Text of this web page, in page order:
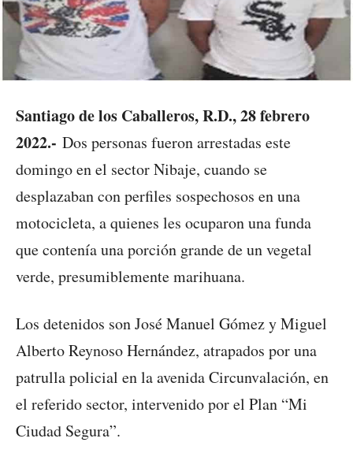
Santiago de los Caballeros, R.D., 28 febrero
2022.- Dos personas fueron arrestadas este
domingo en el sector Nibaje, cuando se
desplazaban con perfiles sospechosos en una
motocicleta, a quienes les ocuparon una funda
que contenía una porción grande de un vegetal
verde, presumiblemente marihuana.
Los detenidos son José Manuel Gómez y Miguel
Alberto Reynoso Hernández, atrapados por una
patrulla policial en la avenida Circunvalación, en
el referido sector, intervenido por el Plan “Mi
Ciudad Segura”.